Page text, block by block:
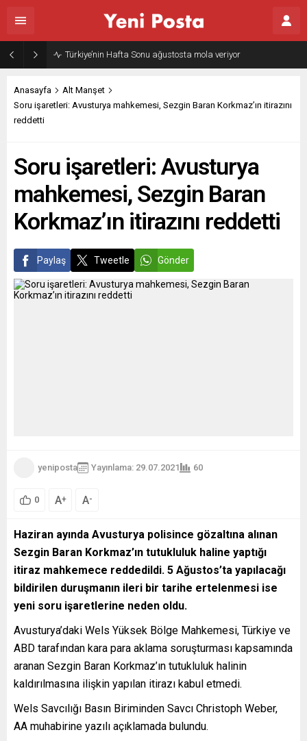
Türkiye’nin Hafta Sonu ağustosta mola veriyor
Anasayfa
Alt Manşet
Soru işaretleri: Avusturya mahkemesi, Sezgin Baran Korkmaz’ın itirazını
reddetti
Soru işaretleri: Avusturya
mahkemesi, Sezgin Baran
Korkmaz’ın itirazını reddetti
Paylaş Tweetle Gönder
yeniposta Yayınlama: 29.07.2021 60
0 A+ A-
Haziran ayında Avusturya polisince gözaltına alınan
Sezgin Baran Korkmaz’ın tutukluluk haline yaptığı
itiraz mahkemece reddedildi. 5 Ağustos’ta yapılacağı
bildirilen duruşmanın ileri bir tarihe ertelenmesi ise
yeni soru işaretlerine neden oldu.
Avusturya’daki Wels Yüksek Bölge Mahkemesi, Türkiye ve
ABD tarafından kara para aklama soruşturması kapsamında
aranan Sezgin Baran Korkmaz’ın tutukluluk halinin
kaldırılmasına ilişkin yapılan itirazı kabul etmedi.
Wels Savcılığı Basın Biriminden Savcı Christoph Weber,
AA muhabirine yazılı açıklamada bulundu.